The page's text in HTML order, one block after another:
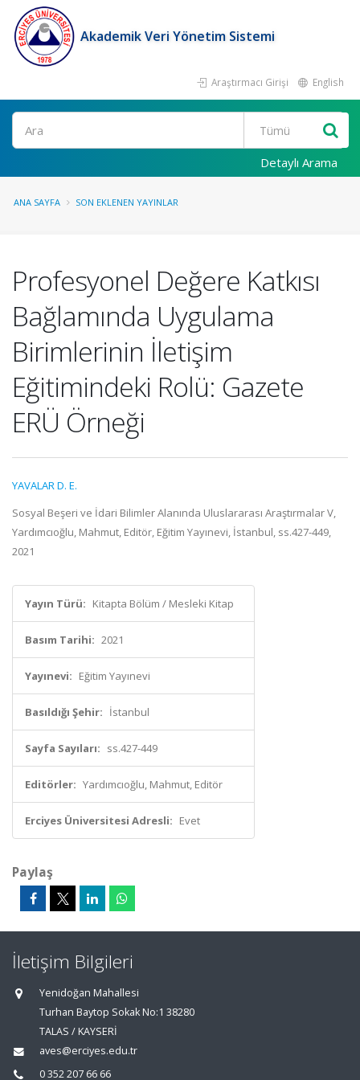
Akademik Veri Yönetim Sistemi
Araştırmacı Girişi English
Ara
Detaylı Arama
ANA SAYFA SON EKLENEN YAYINLAR
Profesyonel Değere Katkısı
Bağlamında Uygulama
Birimlerinin İletişim
Eğitimindeki Rolü: Gazete
ERÜ Örneği
YAVALAR D. E.
Sosyal Beşeri ve İdari Bilimler Alanında Uluslararası Araştırmalar V,
Yardımcıoğlu, Mahmut, Editör, Eğitim Yayınevi, İstanbul, ss.427-449,
2021
Yayın Türü: Kitapta Bölüm / Mesleki Kitap
Basım Tarihi: 2021
Yayınevi: Eğitim Yayınevi
Basıldığı Şehir: İstanbul
Sayfa Sayıları: ss.427-449
Editörler: Yardımcıoğlu, Mahmut, Editör
Erciyes Üniversitesi Adresli: Evet
Paylaş
İletişim Bilgileri
Yenidoğan Mahallesi
Turhan Baytop Sokak No:1 38280
TALAS / KAYSERİ
aves@erciyes.edu.tr
0 352 207 66 66